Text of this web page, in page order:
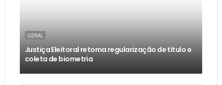
GERAL
Justiça Eleitoral retoma regularização de título e
coleta de biometria